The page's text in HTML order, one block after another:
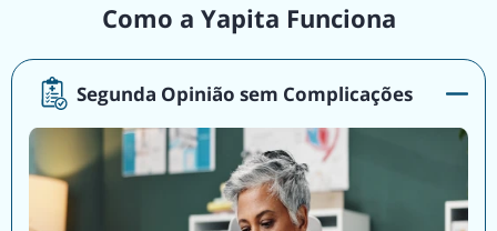
Como a Yapita Funciona
Segunda Opinião sem Complicações